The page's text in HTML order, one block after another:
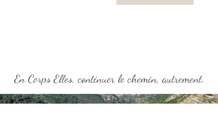
En Corps Elles, continuer le chemin, autrement.